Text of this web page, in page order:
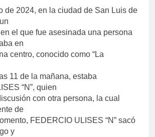
de 2024, en la ciudad de San Luis de
el que fue asesinada una persona
en
centro, conocido como “La
11 de la mañana, estaba
“N”, quien
con otra persona, la cual
de
FEDERCIO ULISES “N” sacó
y